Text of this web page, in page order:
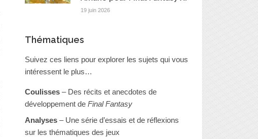
19 juin 2026
Thématiques
Suivez ces liens pour explorer les sujets qui vous
intéressent le plus…
Coulisses– Des récits et anecdotes de
développement de Final Fantasy
Analyses– Une série d’essais et de réflexions
sur les thématiques des jeux